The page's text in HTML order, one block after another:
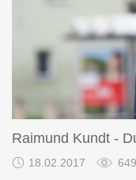
Raimund Kundt -
18.02.2017